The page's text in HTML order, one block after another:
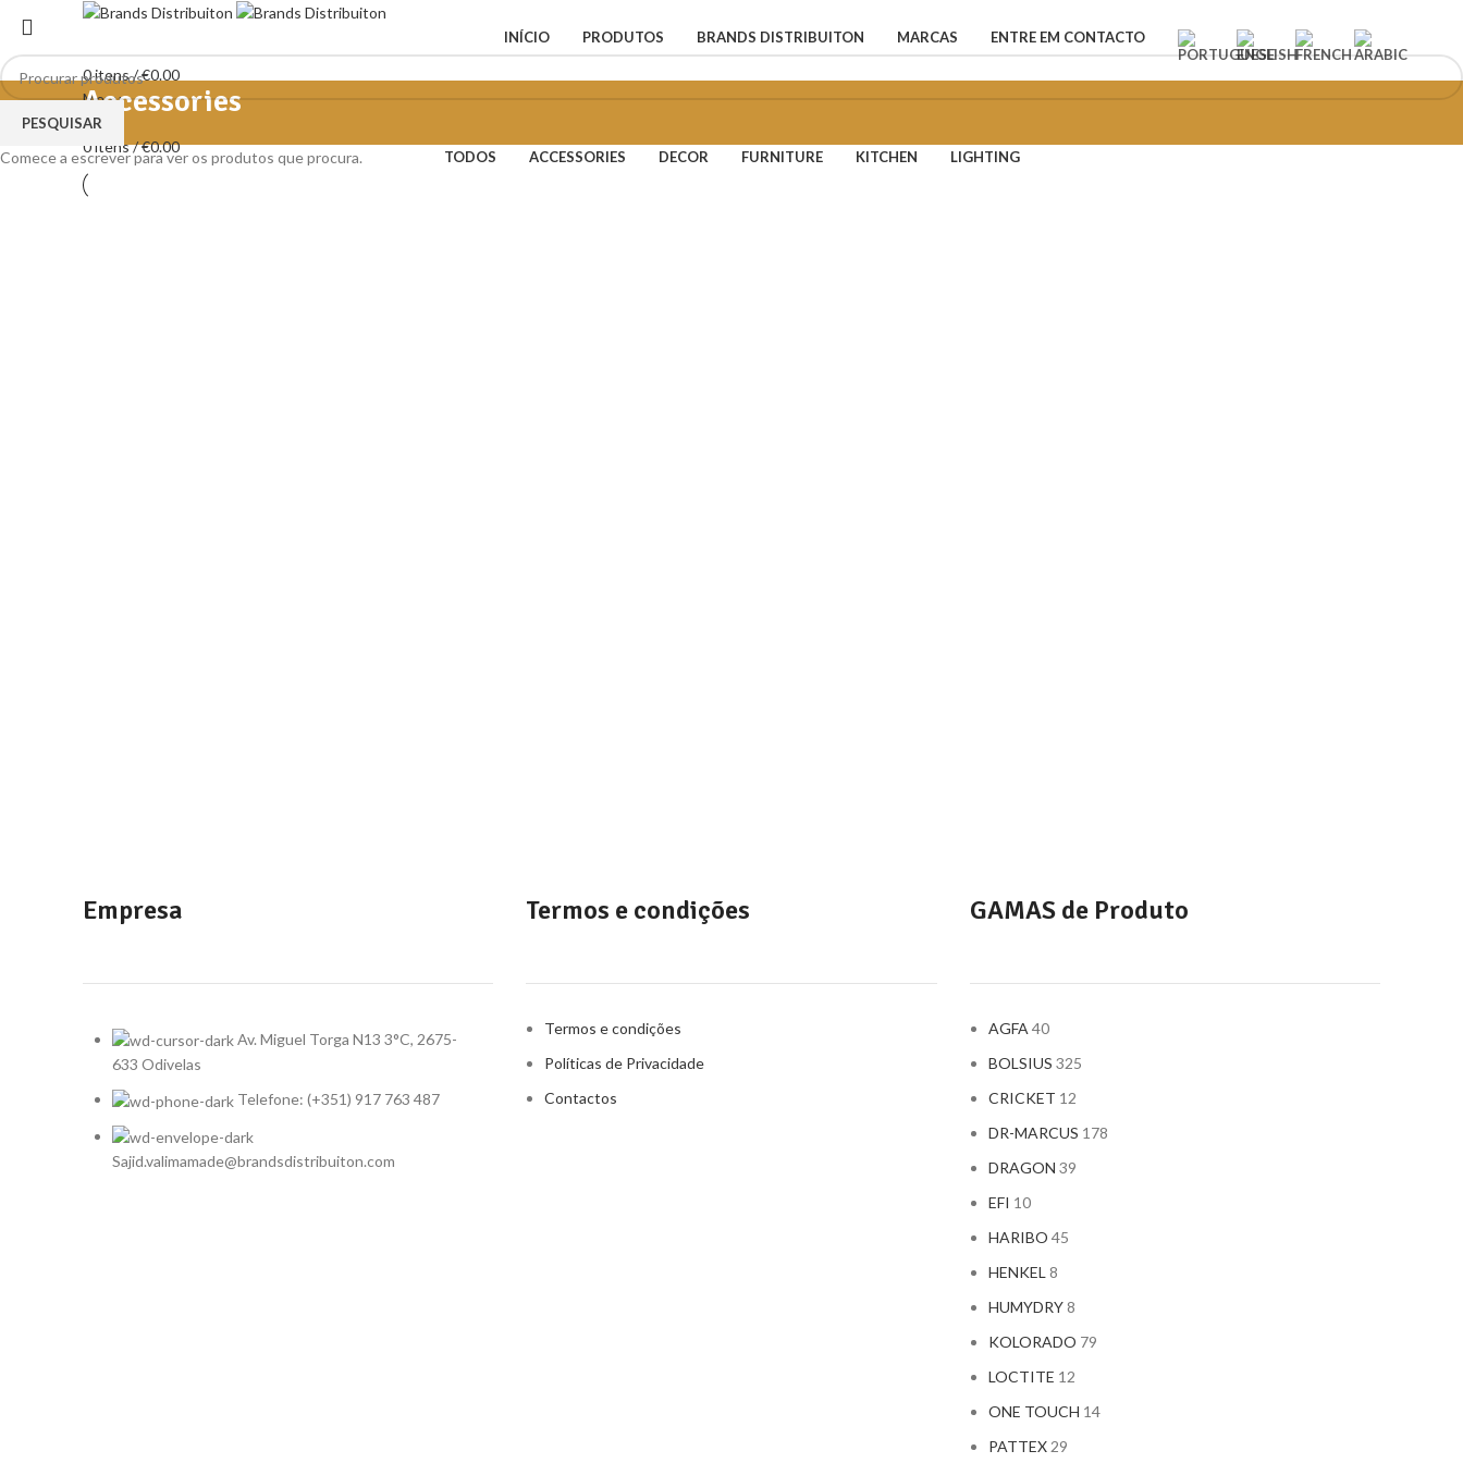
INÍCIO PRODUTOS BRANDS DISTRIBUITON MARCAS ENTRE EM CONTACTO
0itens/€0.00
Menu
0itens/€0.00
Accessories
TODOS ACCESSORIES DECOR FURNITURE KITCHEN LIGHTING
Empresa
Av. Miguel Torga N13 3°C, 2675-
633 Odivelas
Telefone: (+351) 917 763 487
Sajid.valimamade@brandsdistribuiton.com
Termos e condições
Termos e condições
Políticas de Privacidade
Contactos
GAMAS de Produto
AGFA 40
BOLSIUS 325
CRICKET 12
DR-MARCUS 178
DRAGON 39
EFI 10
HARIBO 45
HENKEL 8
HUMYDRY8
KOLORADO 79
LOCTITE 12
ONE TOUCH 14
PATTEX 29
PESQUISAR
Comece a escrever para ver os produtos que procura.